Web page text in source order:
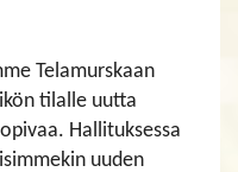
Telamurskaan
tilalle uutta
Hallituksessa
uuden